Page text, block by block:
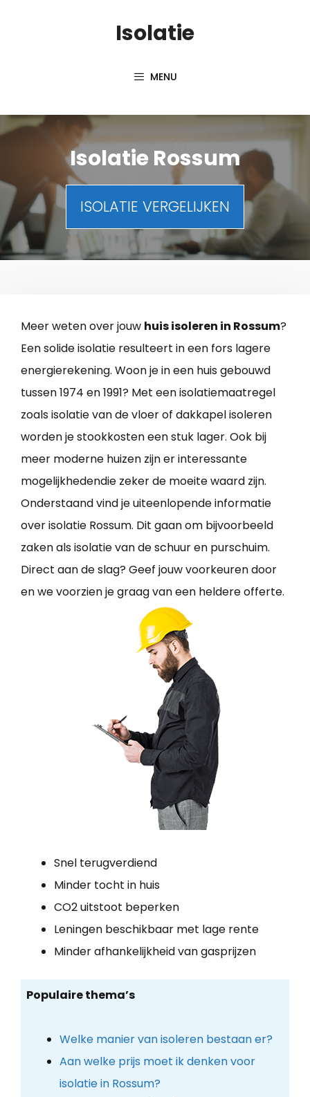
Isolatie
MENU
Isolatie Rossum
ISOLATIE VERGELIJKEN
Meer weten over jouw huis isoleren in Rossum?
Een solide isolatie resulteert in een fors lagere
energierekening. Woon je in een huis gebouwd
tussen 1974 en 1991? Met een isolatiemaatregel
zoals isolatie van de vloer of dakkapel isoleren
worden je stookkosten een stuk lager. Ook bij
meer moderne huizen zijn er interessante
mogelijkhedendie zeker de moeite waard zijn.
Onderstaand vind je uiteenlopende informatie
over isolatie Rossum. Dit gaan om bijvoorbeeld
zaken als isolatie van de schuur en purschuim.
Direct aan de slag? Geef jouw voorkeuren door
en we voorzien je graag van een heldere offerte.
Snel terugverdiend
Minder tocht in huis
CO2 uitstoot beperken
Leningen beschikbaar met lage rente
Minder afhankelijkheid van gasprijzen
Populaire thema’s
Welke manier van isoleren bestaan er?
Aan welke prijs moet ik denken voor
isolatie in Rossum?